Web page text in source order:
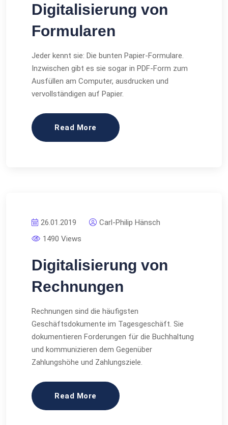
Digitalisierung von
Formularen
Jeder kennt sie: Die bunten Papier-Formulare.
Inzwischen gibt es sie sogar in PDF-Form zum
Ausfüllen am Computer, ausdrucken und
vervollständigen auf Papier.
Read More
26.01.2019
Carl-Philip Hänsch
1490 Views
Digitalisierung von
Rechnungen
Rechnungen sind die häufigsten
Geschäftsdokumente im Tagesgeschäft. Sie
dokumentieren Forderungen für die Buchhaltung
und kommunizieren dem Gegenüber
Zahlungshöhe und Zahlungsziele.
Read More